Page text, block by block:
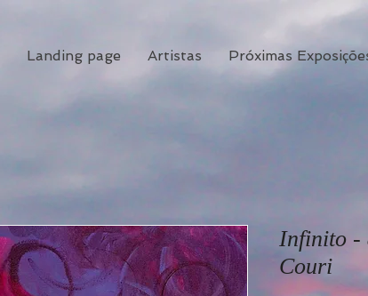
Landing page Artistas Próximas
Infinito -
Couri